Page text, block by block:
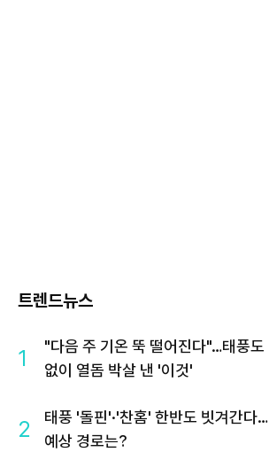
트렌드뉴스
1
"다음 주 기온 뚝 떨어진다"…태풍도
없이 열돔 박살 낸 '이것'
2
태풍 '돌핀'·'찬홈' 한반도 빗겨간다…
예상 경로는?